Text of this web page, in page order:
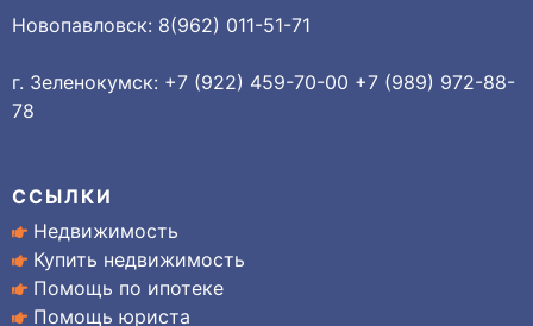
Новопавловск: 8(962) 011-51-71
г. Зеленокумск: +7 (922) 459-70-00 +7 (989) 972-88-
78
ССЫЛКИ
Недвижимость
Купить недвижимость
Помощь по ипотеке
Помощь юриста